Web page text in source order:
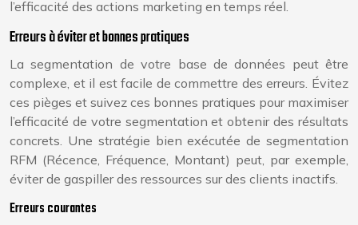
l’efficacité des actions marketing en temps réel.
Erreurs à éviter et bonnes pratiques
La segmentation de votre base de données peut être
complexe, et il est facile de commettre des erreurs. Évitez
ces pièges et suivez ces bonnes pratiques pour maximiser
l’efficacité de votre segmentation et obtenir des résultats
concrets. Une stratégie bien exécutée de segmentation
RFM (Récence, Fréquence, Montant) peut, par exemple,
éviter de gaspiller des ressources sur des clients inactifs.
Erreurs courantes